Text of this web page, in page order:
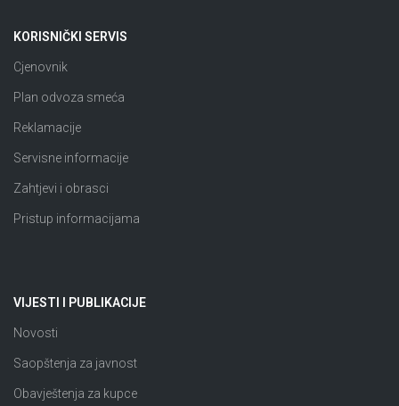
KORISNIČKI SERVIS
Cjenovnik
Plan odvoza smeća
Reklamacije
Servisne informacije
Zahtjevi i obrasci
Pristup informacijama
VIJESTI I PUBLIKACIJE
Novosti
Saopštenja za javnost
Obavještenja za kupce